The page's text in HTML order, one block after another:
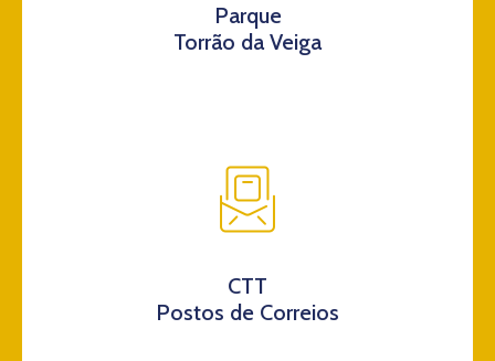
Parque
Torrão da Veiga
CTT
Postos de Correios